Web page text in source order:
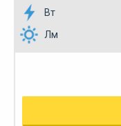
Вт
Лм